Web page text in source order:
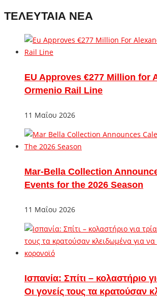
ΤΕΛΕΥΤΑΙΑ ΝΕΑ
EU Approves €277 Million for
Ormenio Rail Line
11 Μαΐου 2026
Mar-Bella Collection
Events for the 2026 Season
11 Μαΐου 2026
Ισπανία: Σπίτι – κολαστήριο
Οι γονείς τους τα κρατούσαν